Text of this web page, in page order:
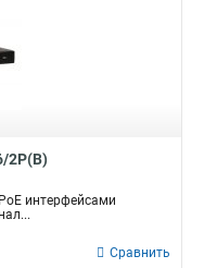
2P(B)
интерфейсами
Сравнить